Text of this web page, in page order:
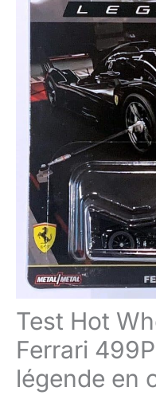
Test Hot
Ferrari
légende en